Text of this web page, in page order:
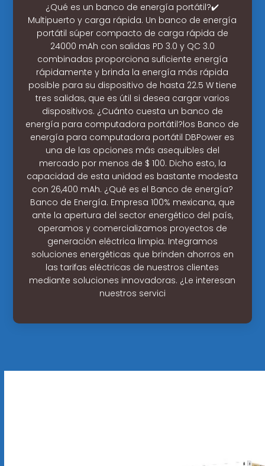
¿Qué es un banco de energía portátil?✔️
Multipuerto y carga rápida. Un banco de energía
portátil súper compacto de carga rápida de
24000 mAh con salidas PD 3.0 y QC 3.0
combinadas proporciona suficiente energía
rápidamente y brinda la energía más rápida
posible para su dispositivo de hasta 22.5 W tiene
tres salidas, que es útil si desea cargar varios
dispositivos. ¿Cuánto cuesta un banco de
energía para computadora portátil?los Banco de
energía para computadora portátil DBPower es
una de las opciones más asequibles del
mercado por menos de $ 100. Dicho esto, la
capacidad de esta unidad es bastante modesta
con 26,400 mAh. ¿Qué es el Banco de energía?
Banco de Energía. Empresa 100% mexicana, que
ante la apertura del sector energético del país,
operamos y comercializamos proyectos de
generación eléctrica limpia. Integramos
soluciones energéticas que brinden ahorros en
las tarifas eléctricas de nuestros clientes
mediante soluciones innovadoras. ¿Le interesan
nuestros servici